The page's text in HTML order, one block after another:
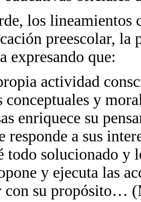
los lineamientos
preescolar, la
expresando que:
actividad
conceptuales y
enriquece su
responde a sus
todo solucionado y
y ejecuta las
con su propósito…